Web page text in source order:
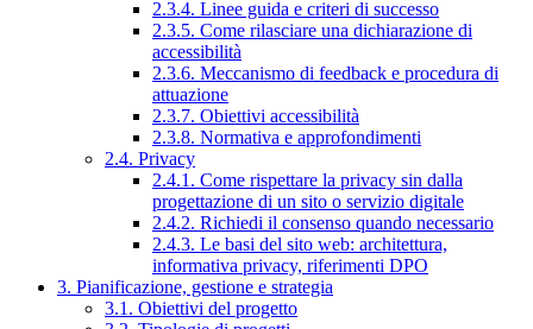
2.3.4. Linee guida e criteri di successo
2.3.5. Come rilasciare una dichiarazione di
accessibilità
2.3.6. Meccanismo di feedback e procedura di
attuazione
2.3.7. Obiettivi accessibilità
2.3.8. Normativa e approfondimenti
2.4. Privacy
2.4.1. Come rispettare la privacy sin dalla
progettazione di un sito o servizio digitale
2.4.2. Richiedi il consenso quando necessario
2.4.3. Le basi del sito web: architettura,
informativa privacy, riferimenti DPO
3. Pianificazione, gestione e strategia
3.1. Obiettivi del progetto